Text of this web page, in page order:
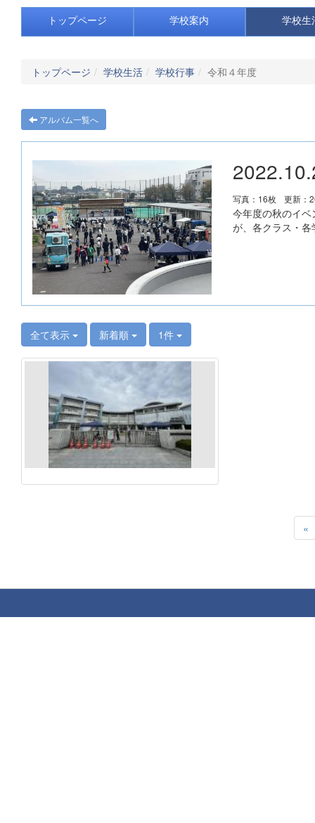
トップページ 学校案内 学校生
トップページ 学校生活 学校行事 令和４年度
アルバム一覧へ
写真：16枚 更新：
今年度の秋のイ
が、各クラス・
全て表示 新着順 1件
«